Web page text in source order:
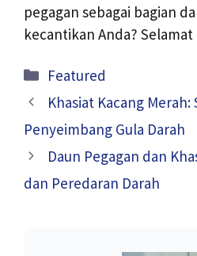
pegagan sebagai bagian
kecantikan Anda?
Kategori
Featured
Khasiat Kacang
Penyeimbang Gula Darah
Daun Pegagan dan
dan Peredaran Darah